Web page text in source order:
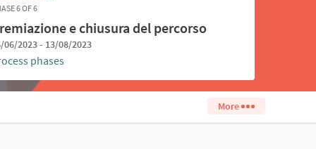
6 OF 6
e chiusura del percorso
06/2023 - 13/08/2023
phases
More